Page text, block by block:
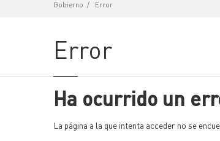
Gobierno Error
Error
Ha ocurrido un
La página a la que intenta acceder no se